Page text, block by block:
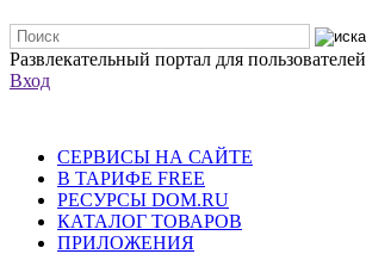
Развлекательный портал для пользователей
Вход
СЕРВИСЫ НА САЙТЕ
В ТАРИФЕ FREE
РЕСУРСЫ DOM.RU
КАТАЛОГ ТОВАРОВ
ПРИЛОЖЕНИЯ